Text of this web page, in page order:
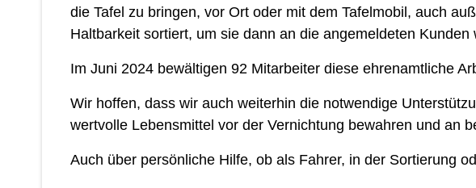
die Tafel zu bringen, vor Ort oder mit dem Tafelmobil, auch
Haltbarkeit sortiert, um sie dann an die angemeldeten Kunden
Im Juni 2024 bewältigen 92 Mitarbeiter diese ehrenamtliche
Wir hoffen, dass wir auch weiterhin die notwendige
wertvolle Lebensmittel vor der Vernichtung bewahren und an
Auch über persönliche Hilfe, ob als Fahrer, in der Sortierung